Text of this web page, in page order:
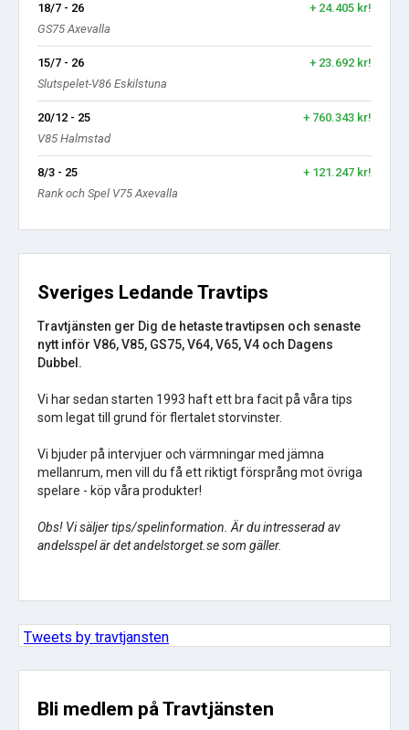
18/7 - 26
+ 24.405 kr!
GS75 Axevalla
15/7 - 26
+ 23.692 kr!
Slutspelet-V86 Eskilstuna
20/12 - 25
+ 760.343 kr!
V85 Halmstad
8/3 - 25
+ 121.247 kr!
Rank och Spel V75 Axevalla
Sveriges Ledande Travtips
Travtjänsten ger Dig de hetaste travtipsen och senaste
nytt inför V86, V85, GS75, V64, V65, V4 och Dagens
Dubbel.
Vi har sedan starten 1993 haft ett bra facit på våra tips
som legat till grund för flertalet storvinster.
Vi bjuder på intervjuer och värmningar med jämna
mellanrum, men vill du få ett riktigt försprång mot övriga
spelare - köp våra produkter!
Obs! Vi säljer tips/spelinformation. Är du intresserad av
andelsspel är det andelstorget.se som gäller.
Tweets by travtjansten
Bli medlem på Travtjänsten